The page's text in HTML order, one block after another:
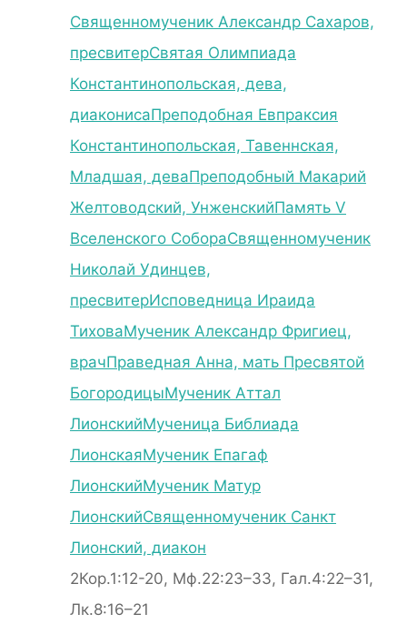
Священномученик Александр Сахаров,
пресвитерСвятая Олимпиада
Константинопольская, дева,
диаконисаПреподобная Евпраксия
Константинопольская, Тавеннская,
Младшая, деваПреподобный Макарий
Желтоводский, УнженскийПамять V
Вселенского СобораСвященномученик
Николай Удинцев,
пресвитерИсповедница Ираида
ТиховаМученик Александр Фригиец,
врачПраведная Анна, мать Пресвятой
БогородицыМученик Аттал
ЛионскийМученица Библиада
ЛионскаяМученик Епагаф
ЛионскийМученик Матур
ЛионскийСвященномученик Санкт
Лионский, диакон
2Кор.1:12-20, Мф.22:23–33, Гал.4:22–31,
Лк.8:16–21